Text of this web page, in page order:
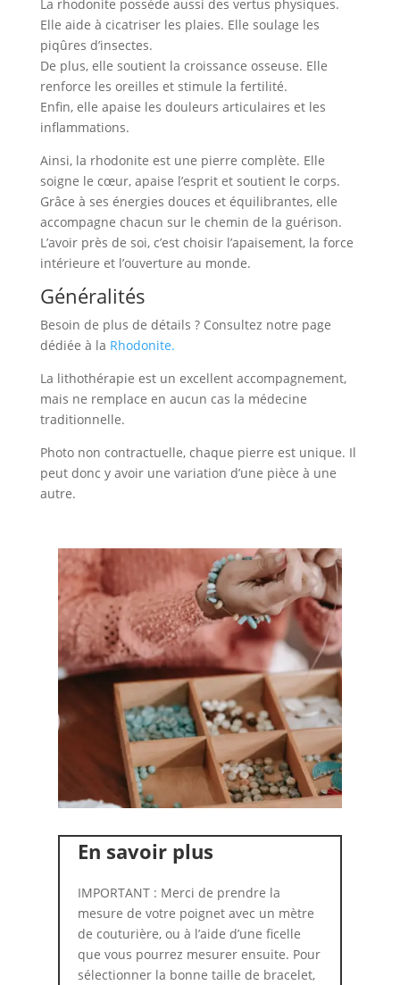
La rhodonite possède aussi des vertus physiques.
Elle aide à cicatriser les plaies. Elle soulage les
piqûres d’insectes.
De plus, elle soutient la croissance osseuse. Elle
renforce les oreilles et stimule la fertilité.
Enfin, elle apaise les douleurs articulaires et les
inflammations.
Ainsi, la rhodonite est une pierre complète. Elle
soigne le cœur, apaise l’esprit et soutient le corps.
Grâce à ses énergies douces et équilibrantes, elle
accompagne chacun sur le chemin de la guérison.
L’avoir près de soi, c’est choisir l’apaisement, la force
intérieure et l’ouverture au monde.
Généralités
Besoin de plus de détails ? Consultez notre page
dédiée à la Rhodonite.
La lithothérapie est un excellent accompagnement,
mais ne remplace en aucun cas la médecine
traditionnelle.
Photo non contractuelle, chaque pierre est unique. Il
peut donc y avoir une variation d’une pièce à une
autre.
En savoir plus
IMPORTANT : Merci de prendre la
mesure de votre poignet avec un mètre
de couturière, ou à l’aide d’une ficelle
que vous pourrez mesurer ensuite. Pour
sélectionner la bonne taille de bracelet,